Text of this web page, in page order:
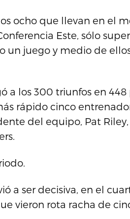
ocho que llevan en el
Este, sólo
un juego y medio de
a los 300 triunfos en 448
rápido cinco
del equipo, Pat
a ser decisiva, en el
vieron rota racha de